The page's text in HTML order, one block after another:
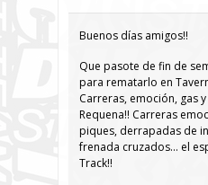
Buenos días amigos!!
Que pasote de fin de
para rematarlo en
Carreras, emoción, gas
Requena!! Carreras
piques, derrapadas de
frenada cruzados… el
Track!!